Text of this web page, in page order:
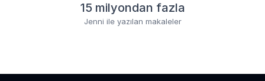
15 milyondan fazla
Jenni ile yazılan makaleler